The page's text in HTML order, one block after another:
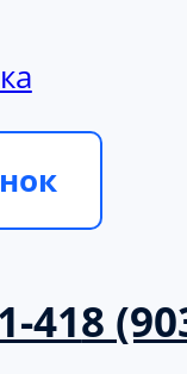
418